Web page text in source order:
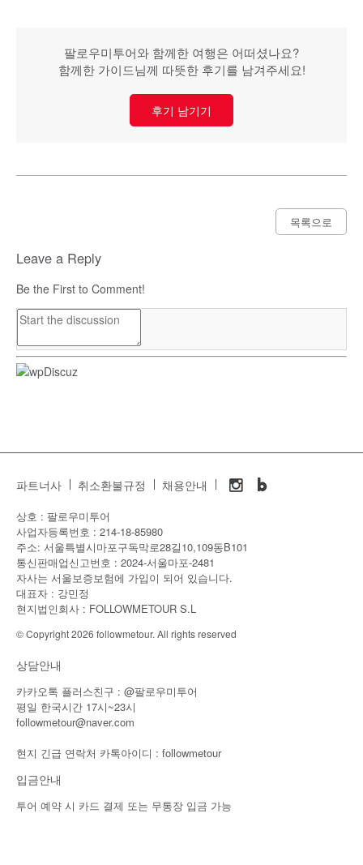
팔로우미투어와 함께한 여행은 어떠셨나요?
함께한 가이드님께 따뜻한 후기를 남겨주세요!
후기 남기기
목록으로
Leave a Reply
Be the First to Comment!
파트너사 취소환불규정 채용안내
상호 : 팔로우미투어
사업자등록번호 : 214-18-85980
주소: 서울특별시마포구독막로28길10,109동B101
통신판매업신고번호 : 2024-서울마포-2481
자사는 서울보증보험에 가입이 되어 있습니다.
대표자 : 강민정
현지법인회사 : FOLLOWMETOUR S.L
© Copyright 2026 followmetour. All rights reserved
상담안내
카카오톡 플러스친구 : @팔로우미투어
평일 한국시간 17시~23시
followmetour@naver.com
현지 긴급 연락처 카톡아이디 : followmetour
입금안내
투어 예약 시 카드 결제 또는 무통장 입금 가능